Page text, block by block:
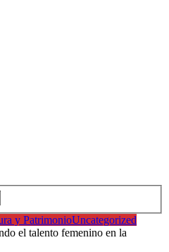
y PatrimonioUncategorized
el talento femenino en la